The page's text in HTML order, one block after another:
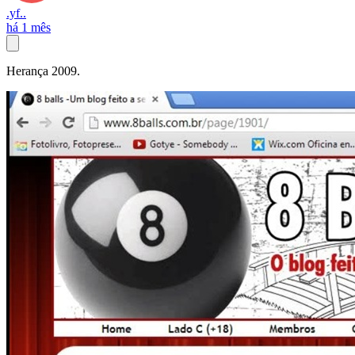
.yf..
há 1 mês
Herança 2009.